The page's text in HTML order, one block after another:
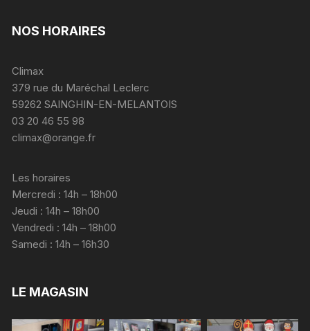
NOS HORAIRES
Climax
379 rue du Maréchal Leclerc
59262 SAINGHIN-EN-MELANTOIS
03 20 46 55 98
climax@orange.fr
Les horaires
Mercredi : 14h – 18h00
Jeudi : 14h – 18h00
Vendredi : 14h – 18h00
Samedi : 14h – 16h30
LE MAGASIN